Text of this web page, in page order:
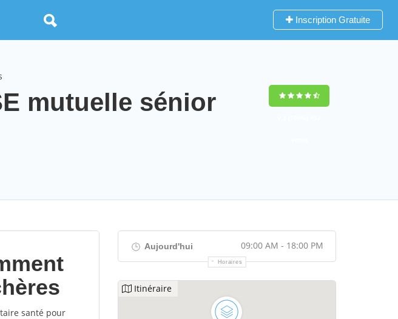
Inscription Gratuite
mutuelle sénior
santé pour
Aujourd'hui 09:00 AM - 18:00 PM
Horaires
Itinéraire